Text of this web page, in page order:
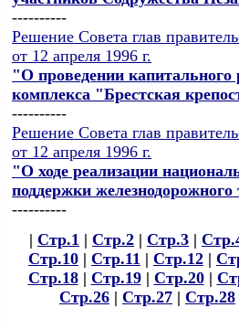
----------
Решение Совета глав
от 12 апреля 1996 г.
"О проведении
комплекса "Брестская
----------
Решение Совета глав
от 12 апреля 1996 г.
"О ходе реализации
поддержки
----------
| Стр.1 | Стр.2 | Стр.3 |
Стр.10 | Стр.11 | Стр.12 |
Стр.18| Стр.19| Стр.20|
Стр.26 | Стр.27 | Стр.28